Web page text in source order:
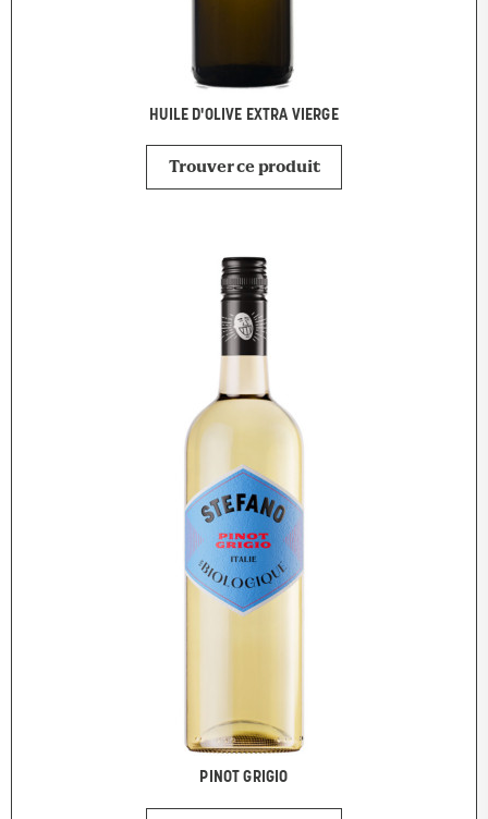
HUILE D'OLIVE EXTRA VIERGE
Trouver ce produit
PINOT GRIGIO